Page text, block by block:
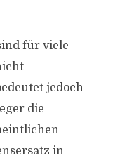
für viele
jedoch
die
in